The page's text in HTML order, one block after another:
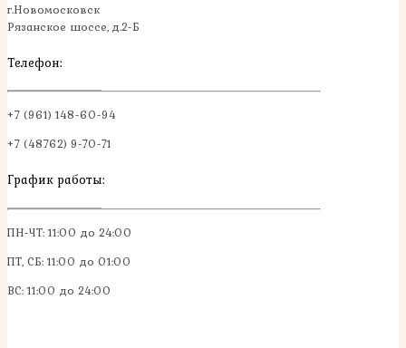
г.Новомосковск
Рязанское шоссе, д.2-Б
Телефон:
+7 (961) 148-60-94
+7 (48762) 9-70-71
График работы:
ПН-ЧТ: 11:00 до 24:00
ПТ, СБ: 11:00 до 01:00
ВС: 11:00 до 24:00